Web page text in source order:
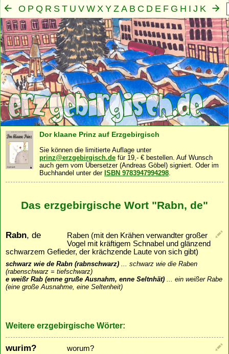
O P Q R S T U V W X Y Z A B C D E F G H I J K
L M N
Mensch·Seele·Geist·Familie·Gemeinschaft·
Dor klaane Prinz auf Erzgebirgisch
Sie können die limitierte Auflage unter
prinz@erzgebirgisch.de für 19,- € bestellen. Auf Wunsch
auch gern vom Übersetzer (Andreas Göbel) signiert. Oder im
Buchhandel unter der ISBN 9783947994298.
Das erzgebirgische Wort "Rabn, de"
Rabn, de
Raben (mit den Krähen verwandter großer
Vogel mit kräftigem Schnabel und glänzend
schwarzem Gefieder, der krächzende Laute von sich gibt)
schwarz wie de Rabn (rabnschwarz) ... schwarz wie die Raben
(rabenschwarz = tiefschwarz)
e weißr Rab (enne gruße Ausnahm, enne Seltnhät) ... ein weißer Rabe
(eine große Ausnahme, eine Seltenheit)
Weitere erzgebirgische Wörter:
wurim? worum?